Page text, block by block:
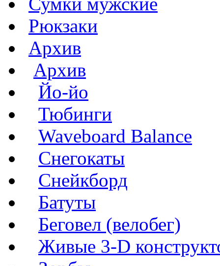
Рюкзаки
Архив
Архив
Йо-йо
Тюбинги
Waveboard Balance
Снегокаты
Снейкборд
Батуты
Беговел (велобег)
Живые 3-D